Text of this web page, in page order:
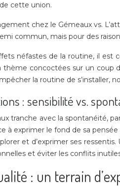
cette union.
chez le Gémeaux vs.
commun, mais pour des
néfastes de la routine, il est
thème concoctées sur un
la routine de s’installer,
: sensibilité vs.
tranche avec la spontanéité,
à exprimer le fond de sa
et d’exprimer ses
et éviter les conflits
: un terrain